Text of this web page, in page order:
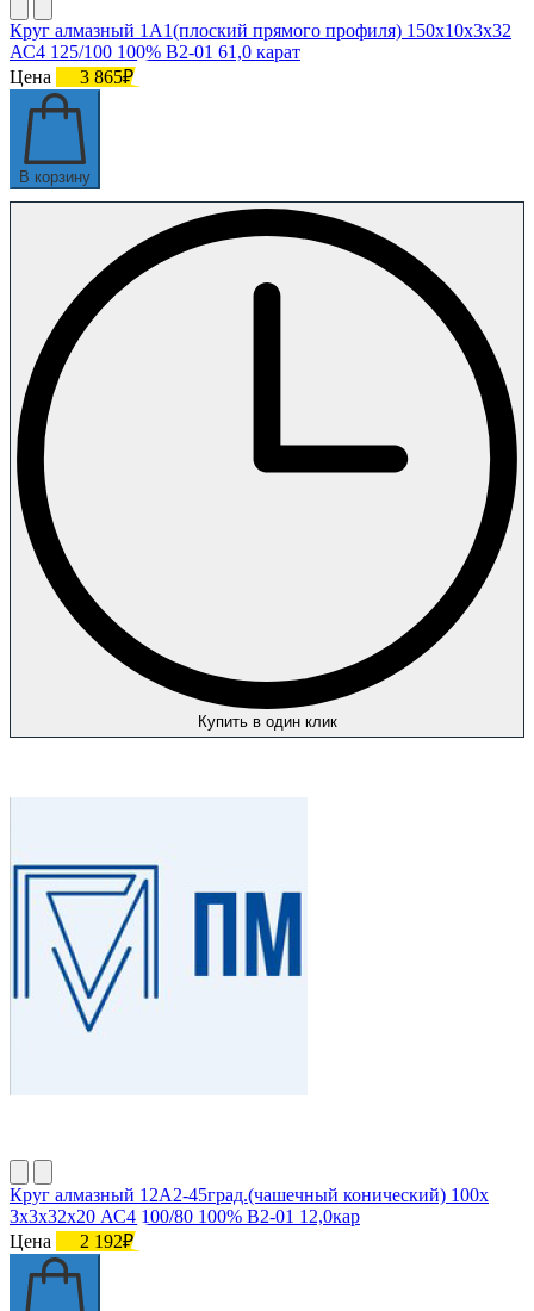
Круг алмазный 1А1(плоский прямого профиля) 150х10х3х32
АС4 125/100 100% В2-01 61,0 карат
Цена
3 865₽
В корзину
Купить в один клик
Круг алмазный 12А2-45град.(чашечный конический) 100х
3х3х32х20 АС4 100/80 100% В2-01 12,0кар
Цена
2 192₽